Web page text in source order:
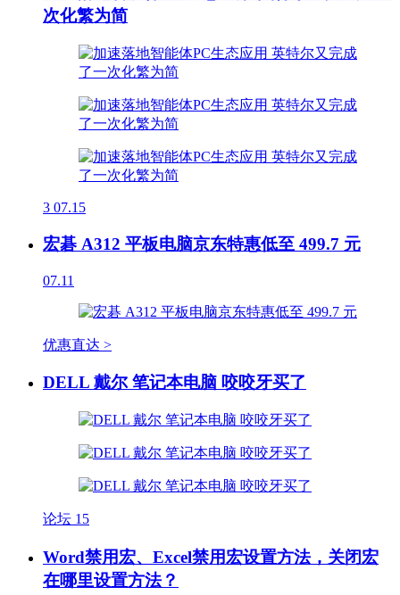
次化繁为简
3 07.15
宏碁 A312 平板电脑京东特惠低至 499.7 元
07.11
优惠直达 >
DELL 戴尔 笔记本电脑 咬咬牙买了
论坛 15
Word禁用宏、Excel禁用宏设置方法，关闭宏
在哪里设置方法？